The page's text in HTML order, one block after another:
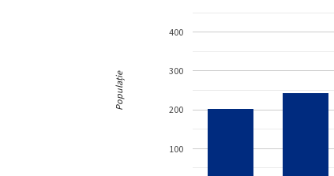
100
200
300
400
Populație